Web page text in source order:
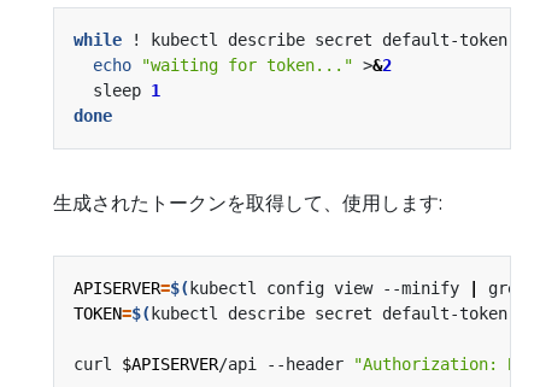
while ! kubectl describe secret default-token
echo
"waiting for token..." >&2
  sleep
1
done
生成されたトークンを取得して、使用します:
APISERVER=$( kubectl config view --minify
grep
TOKEN=$( kubectl describe secret default-token
curl $APISERVER/api --header "Authorization: